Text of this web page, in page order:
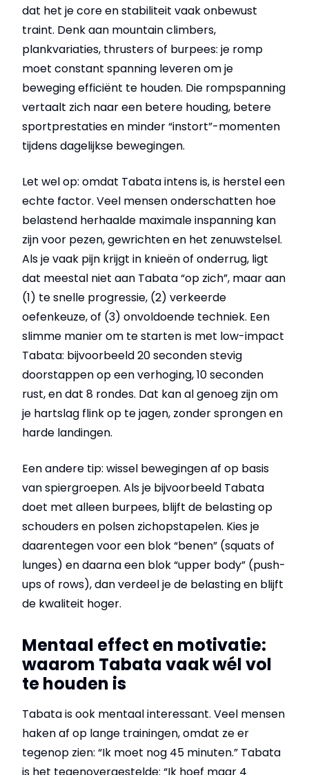
dat het je core en stabiliteit vaak onbewust
traint. Denk aan mountain climbers,
plankvariaties, thrusters of burpees: je romp
moet constant spanning leveren om je
beweging efficiënt te houden. Die rompspanning
vertaalt zich naar een betere houding, betere
sportprestaties en minder “instort”-momenten
tijdens dagelijkse bewegingen.
Let wel op: omdat Tabata intens is, is herstel een
echte factor. Veel mensen onderschatten hoe
belastend herhaalde maximale inspanning kan
zijn voor pezen, gewrichten en het zenuwstelsel.
Als je vaak pijn krijgt in knieën of onderrug, ligt
dat meestal niet aan Tabata “op zich”, maar aan
(1) te snelle progressie, (2) verkeerde
oefenkeuze, of (3) onvoldoende techniek. Een
slimme manier om te starten is met low-impact
Tabata: bijvoorbeeld 20 seconden stevig
doorstappen op een verhoging, 10 seconden
rust, en dat 8 rondes. Dat kan al genoeg zijn om
je hartslag flink op te jagen, zonder sprongen en
harde landingen.
Een andere tip: wissel bewegingen af op basis
van spiergroepen. Als je bijvoorbeeld Tabata
doet met alleen burpees, blijft de belasting op
schouders en polsen zichopstapelen. Kies je
daarentegen voor een blok “benen” (squats of
lunges) en daarna een blok “upper body” (push-
ups of rows), dan verdeel je de belasting en blijft
de kwaliteit hoger.
Mentaal effect en motivatie:
waarom Tabata vaak wél vol
te houden is
Tabata is ook mentaal interessant. Veel mensen
haken af op lange trainingen, omdat ze er
tegenop zien: “Ik moet nog 45 minuten.” Tabata